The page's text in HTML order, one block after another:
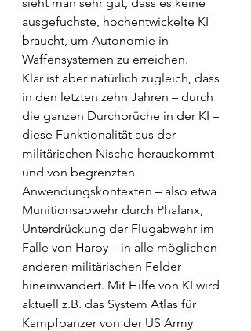
ausgefuchste, hochentwickelte KI
braucht, um Autonomie in
Waffensystemen zu erreichen.
Klar ist aber natürlich zugleich, dass
in den letzten zehn Jahren – durch
die ganzen Durchbrüche in der KI –
diese Funktionalität aus der
militärischen Nische herauskommt
und von begrenzten
Anwendungskontexten – also etwa
Munitionsabwehr durch Phalanx,
Unterdrückung der Flugabwehr im
Falle von Harpy – in alle möglichen
anderen militärischen Felder
hineinwandert. Mit Hilfe von KI wird
aktuell z.B. das System Atlas für
Kampfpanzer von der US Army